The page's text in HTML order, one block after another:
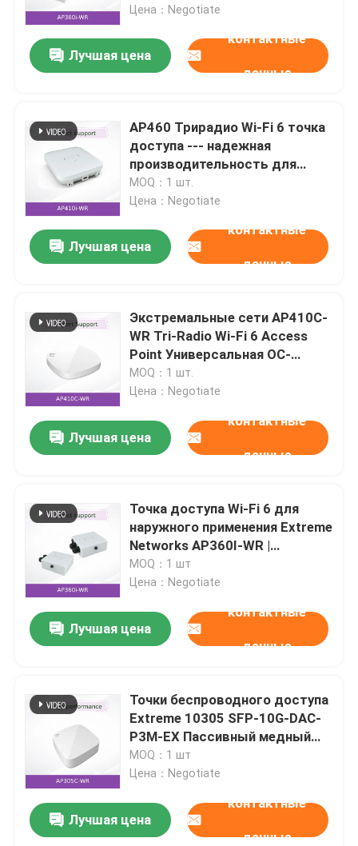
Цена：Negotiate
Лучшая цена
контактные
данные
AP460 Трирадио Wi-Fi 6 точка
доступа --- надежная
производительность для
требовательных наружных
условий
MOQ：1 шт.
Цена：Negotiate
Лучшая цена
контактные
данные
Экстремальные сети AP410C-
WR Tri-Radio Wi-Fi 6 Access
Point Универсальная ОС-
платформа высокоплотный
датчик безопасности
MOQ：1 шт.
Цена：Negotiate
Лучшая цена
контактные
данные
Точка доступа Wi-Fi 6 для
наружного применения Extreme
Networks AP360I-WR |
Двухдиапазонный 802.11ax |
Класс защиты IP67 |
MOQ：1 шт
Цена：Negotiate
Лучшая цена
контактные
данные
Точки беспроводного доступа
Extreme 10305 SFP-10G-DAC-
P3M-EX Пассивный медный
кабель прямого подключения
Twinax, новый и оригинальный
MOQ：1 шт
Цена：Negotiate
Лучшая цена
контактные
данные